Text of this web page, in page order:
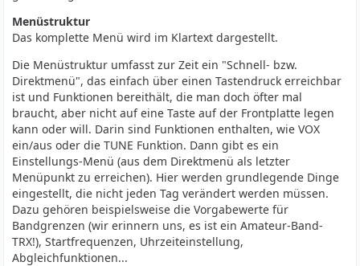
Menüstruktur
Das komplette Menü wird im Klartext dargestellt.
Die Menüstruktur umfasst zur Zeit ein "Schnell- bzw.
Direktmenü", das einfach über einen Tastendruck erreichbar
ist und Funktionen bereithält, die man doch öfter mal
braucht, aber nicht auf eine Taste auf der Frontplatte legen
kann oder will. Darin sind Funktionen enthalten, wie VOX
ein/aus oder die TUNE Funktion. Dann gibt es ein
Einstellungs-Menü (aus dem Direktmenü als letzter
Menüpunkt zu erreichen). Hier werden grundlegende Dinge
eingestellt, die nicht jeden Tag verändert werden müssen.
Dazu gehören beispielsweise die Vorgabewerte für
Bandgrenzen (wir erinnern uns, es ist ein Amateur-Band-
TRX!), Startfrequenzen, Uhrzeiteinstellung,
Abgleichfunktionen...